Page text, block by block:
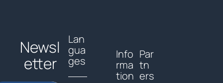
Newsl
etter
Lan
gua
ges
Info
rma
tion
Par
tn
ers